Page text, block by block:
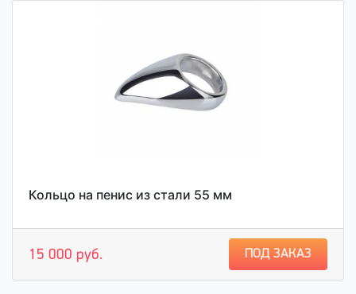
Кольцо на пенис из стали 55 мм
15 000 руб. ПОД ЗАКАЗ